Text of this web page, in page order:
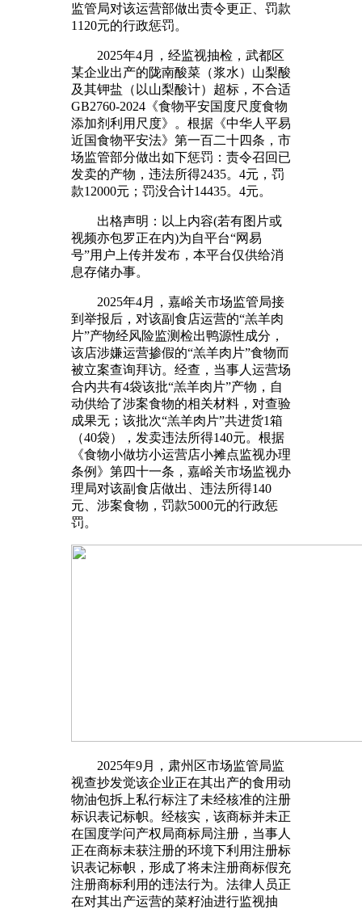
监管局对该运营部做出责令更正、罚款
1120元的行政惩罚。
2025年4月，经监视抽检，武都区
某企业出产的陇南酸菜（浆水）山梨酸
及其钾盐（以山梨酸计）超标，不合适
GB2760-2024《食物平安国度尺度食物
添加剂利用尺度》。根据《中华人平易
近国食物平安法》第一百二十四条，市
场监管部分做出如下惩罚：责令召回已
发卖的产物，违法所得2435。4元，罚
款12000元；罚没合计14435。4元。
出格声明：以上内容(若有图片或
视频亦包罗正在内)为自平台“网易
号”用户上传并发布，本平台仅供给消
息存储办事。
2025年4月，嘉峪关市场监管局接
到举报后，对该副食店运营的“羔羊肉
片”产物经风险监测检出鸭源性成分，
该店涉嫌运营掺假的“羔羊肉片”食物而
被立案查询拜访。经查，当事人运营场
合内共有4袋该批“羔羊肉片”产物，自
动供给了涉案食物的相关材料，对查验
成果无；该批次“羔羊肉片”共进货1箱
（40袋），发卖违法所得140元。根据
《食物小做坊小运营店小摊点监视办理
条例》第四十一条，嘉峪关市场监视办
理局对该副食店做出、违法所得140
元、涉案食物，罚款5000元的行政惩
罚。
2025年9月，肃州区市场监管局监
视查抄发觉该企业正在其出产的食用动
物油包拆上私行标注了未经核准的注册
标识表记标帜。经核实，该商标并未正
在国度学问产权局商标局注册，当事人
正在商标未获注册的环境下利用注册标
识表记标帜，形成了将未注册商标假充
注册商标利用的违法行为。法律人员正
在对其出产运营的菜籽油进行监视抽